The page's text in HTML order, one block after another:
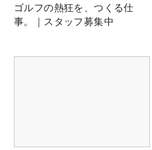
ゴルフの熱狂を、つくる仕
事。｜スタッフ募集中